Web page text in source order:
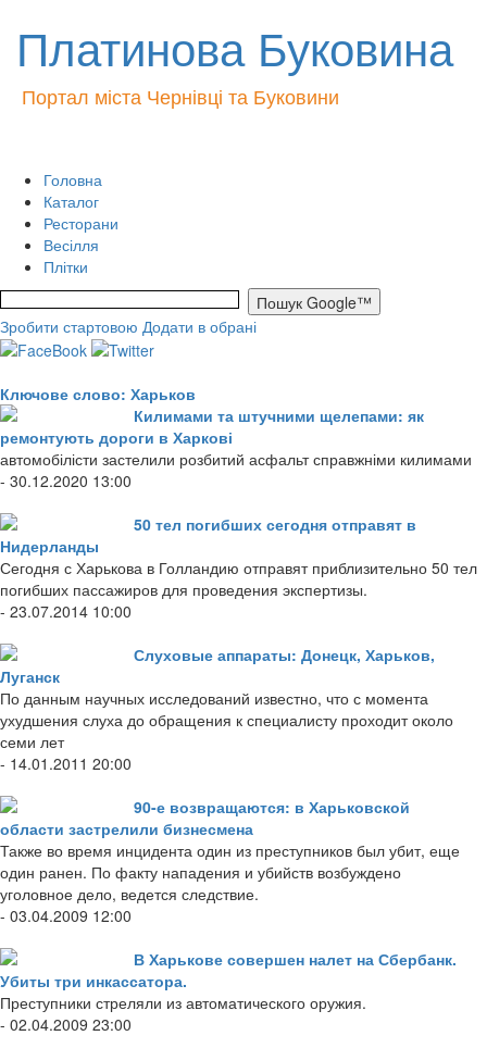
Платинова Буковина
Портал міста Чернівці та Буковини
Головна
Каталог
Ресторани
Весілля
Плітки
Зробити стартовою Додати в обрані
Ключове слово: Харьков
Килимами та штучними щелепами: як
ремонтують дороги в Харкові
автомобілісти застелили розбитий асфальт справжніми килимами
- 30.12.2020 13:00
50 тел погибших сегодня отправят в
Нидерланды
Сегодня с Харькова в Голландию отправят приблизительно 50 тел
погибших пассажиров для проведения экспертизы.
- 23.07.2014 10:00
Слуховые аппараты: Донецк, Харьков,
Луганск
По данным научных исследований известно, что с момента
ухудшения слуха до обращения к специалисту проходит около
семи лет
- 14.01.2011 20:00
90-е возвращаются: в Харьковской
области застрелили бизнесмена
Также во время инцидента один из преступников был убит, еще
один ранен. По факту нападения и убийств возбуждено
уголовное дело, ведется следствие.
- 03.04.2009 12:00
В Харькове совершен налет на Сбербанк.
Убиты три инкассатора.
Преступники стреляли из автоматического оружия.
- 02.04.2009 23:00